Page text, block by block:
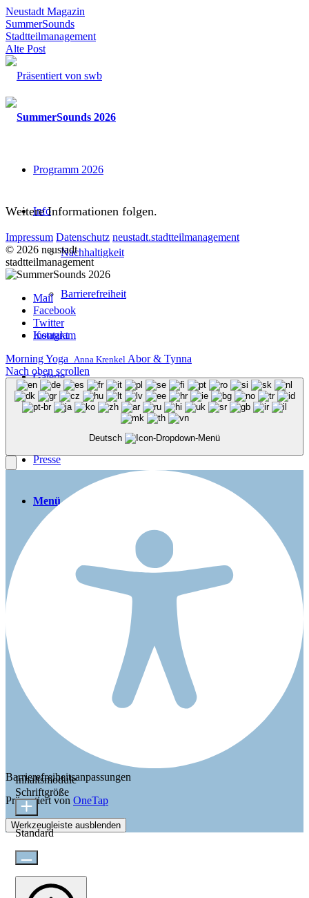
Neustadt Magazin
SummerSounds
Stadtteilmanagement
Alte Post
Programm 2026
Info
Nachhaltigkeit
Barrierefreiheit
Kontakt
Galerie
Presse
Menü
Weitere Informationen folgen.
Impressum Datenschutz neustadt.stadtteilmanagement
© 2026 neustadt
stadtteilmanagement
Mail
Facebook
Twitter
Instagram
Morning Yoga Anna Krenkel Abor & Tynna
Nach oben scrollen
Deutsch
Barrierefreiheitsanpassungen
Präsentiert von OneTap
Werkzeugleiste ausblenden
Inhaltsmodule
Schriftgröße
Standard